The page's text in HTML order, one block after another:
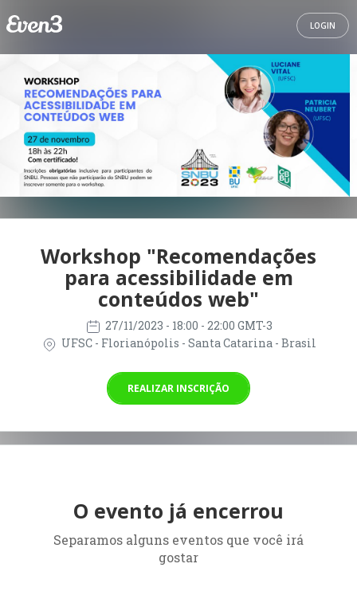
LOGIN
Workshop "Recomendações
para acessibilidade em
conteúdos web"
27/11/2023 - 18:00 - 22:00 GMT-3
UFSC - Florianópolis - Santa Catarina - Brasil
REALIZAR INSCRIÇÃO
O evento já encerrou
Separamos alguns eventos que você irá
gostar